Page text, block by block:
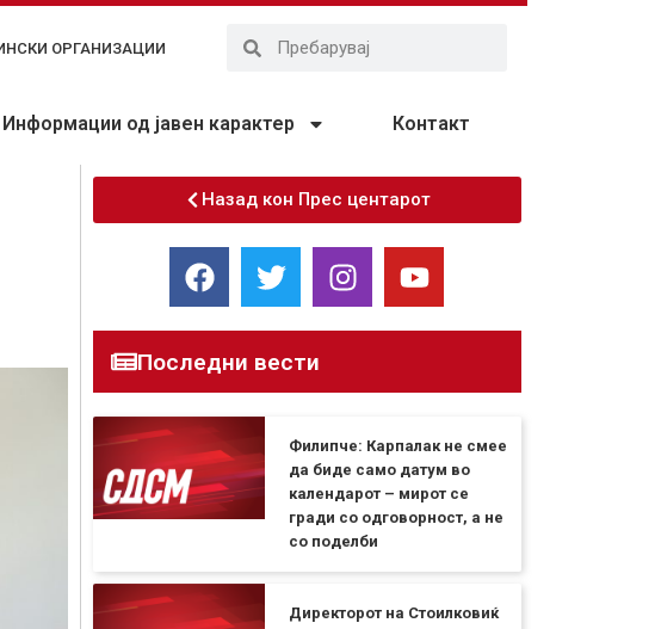
ОРГАНИЗАЦИИ
Информации од јавен карактер Контакт
Назад кон Прес центарот
Последни вести
Филипче: Карпалак не смее
да биде само датум во
календарот – мирот се
гради со одговорност, а не
со поделби
Директорот на Стоилковиќ